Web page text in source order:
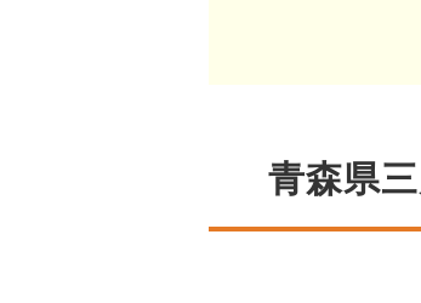
青森県